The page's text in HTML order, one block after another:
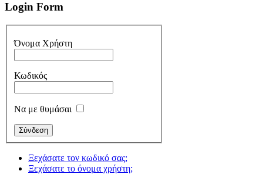
Login Form
Όνομα Χρήστη
Κωδικός
Να με θυμάσαι
Ξεχάσατε τον κωδικό σας;
Ξεχάσατε το όνομα χρήστη;